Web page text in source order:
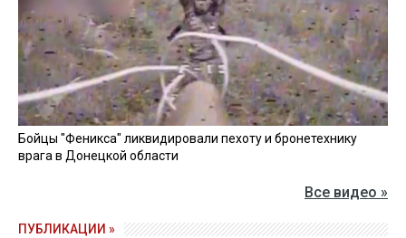
Бойцы "Феникса" ликвидировали пехоту и бронетехнику
врага в Донецкой области
Все видео »
ПУБЛИКАЦИИ »